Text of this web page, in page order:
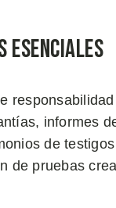
Esenciales
informes
de
de pruebas